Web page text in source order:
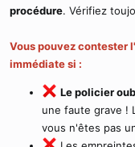
procédure. Vérifiez
Vous pouvez contester
immédiate si :
Le policier
une faute grave !
vous n'êtes pas